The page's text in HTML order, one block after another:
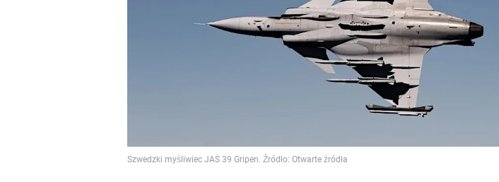
Szwedzki myśliwiec JAS 39 Gripen. Źródło: Otwarte źródła